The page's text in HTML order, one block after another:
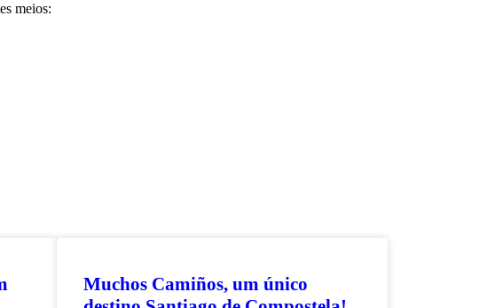
meios:
Muchos Camiños, um único